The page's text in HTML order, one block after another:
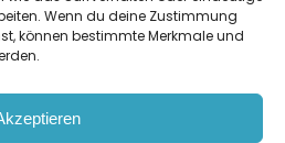
Wenn du deine Zustimmung
können bestimmte Merkmale und
| Österreich